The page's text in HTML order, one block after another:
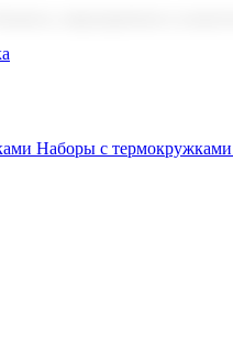
мероприятия и
Наборы с термокружками